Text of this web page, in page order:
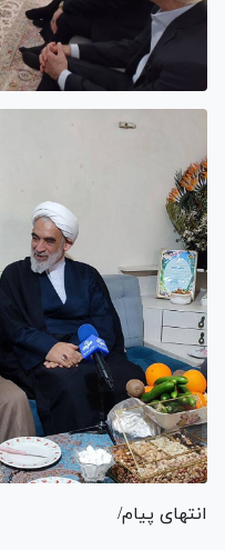
انتهای پیام/